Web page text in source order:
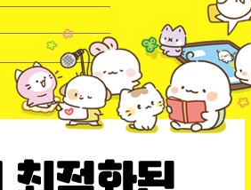
의 중요성
페와 오픈채팅방